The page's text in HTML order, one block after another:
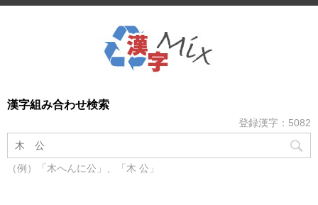
漢字組み合わせ検索
登録漢字：5082
（例）「木へんに公」、「木 公」